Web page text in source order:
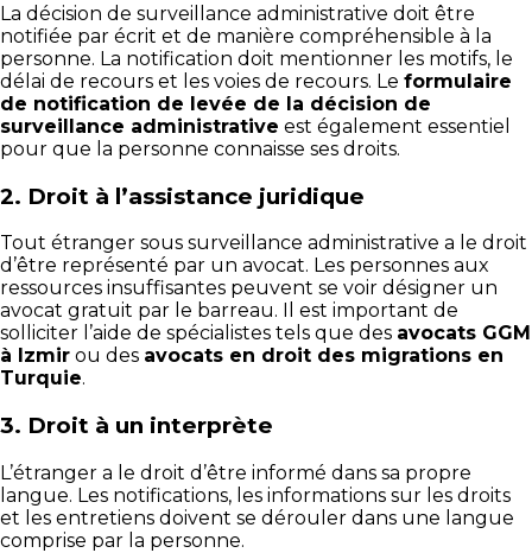
La décision de surveillance administrative doit être
notifiée par écrit et de manière compréhensible à la
personne. La notification doit mentionner les motifs, le
délai de recours et les voies de recours. Le formulaire
de notification de levée de la décision de
surveillance administrative est également essentiel
pour que la personne connaisse ses droits.
2. Droit à l’assistance juridique
Tout étranger sous surveillance administrative a le droit
d’être représenté par un avocat. Les personnes aux
ressources insuffisantes peuvent se voir désigner un
avocat gratuit par le barreau. Il est important de
solliciter l’aide de spécialistes tels que des avocats GGM
à Izmir ou des avocats en droit des migrations en
Turquie.
3. Droit à un interprète
L’étranger a le droit d’être informé dans sa propre
langue. Les notifications, les informations sur les droits
et les entretiens doivent se dérouler dans une langue
comprise par la personne.